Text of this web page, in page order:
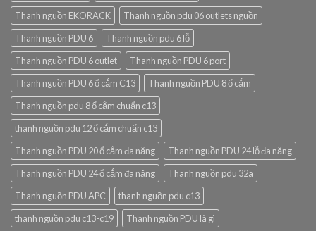
Thanh nguồn EKORACK
Thanh nguồn pdu 06 outlets nguồn
Thanh nguồn PDU 6
Thanh nguồn pdu 6 lỗ
Thanh nguồn PDU 6 outlet
Thanh nguồn PDU 6 port
Thanh nguồn PDU 6 ổ cắm C13
Thanh nguồn PDU 8 ổ cắm
Thanh nguồn pdu 8 ổ cắm chuẩn c13
thanh nguồn pdu 12 ổ cắm chuẩn c13
Thanh nguồn PDU 20 ổ cắm đa năng
Thanh nguồn PDU 24 lỗ đa năng
Thanh nguồn PDU 24 ổ cắm đa năng
Thanh nguồn pdu 32a
Thanh nguồn PDU APC
thanh nguồn pdu c13
thanh nguồn pdu c13-c19
Thanh nguồn PDU là gì